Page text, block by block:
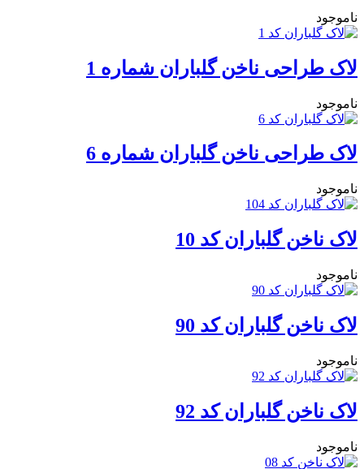
ناموجود
لاک طراحی ناخن گلباران شماره 1
ناموجود
لاک طراحی ناخن گلباران شماره 6
ناموجود
لاک ناخن گلباران کد 10
ناموجود
لاک ناخن گلباران کد 90
ناموجود
لاک ناخن گلباران کد 92
ناموجود